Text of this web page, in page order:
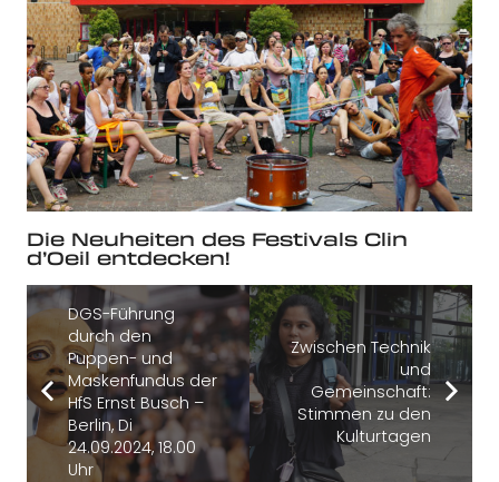
Die Neuheiten des Festivals Clin
d’Oeil entdecken!
DGS-Führung
durch den
Puppen- und
Maskenfundus der
HfS Ernst Busch –
Berlin, Di
24.09.2024, 18.00
Uhr
Zwischen Technik
und
Gemeinschaft:
Stimmen zu den
Kulturtagen